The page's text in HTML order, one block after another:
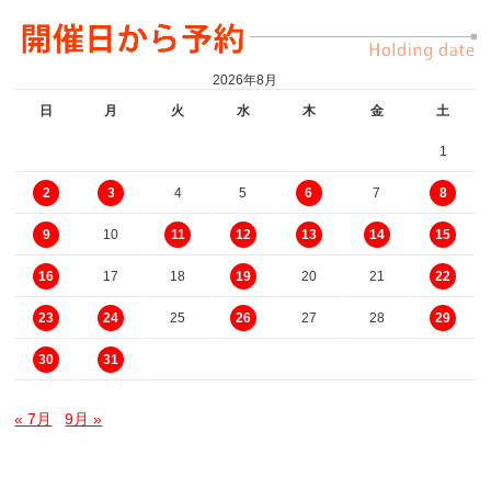
2026年8月
日
月 火 水 木 金 土
1
2 3 4 5 6 7 8
9 10 11 12 13 14 15
16 17 18 19 20 21 22
23 24 25 26 27 28 29
30 31
« 7月 9月 »